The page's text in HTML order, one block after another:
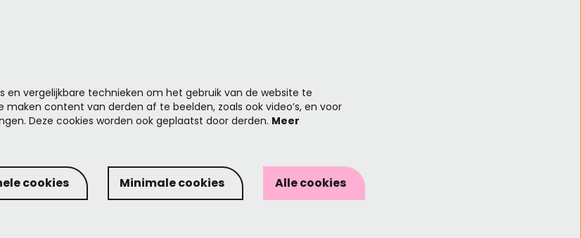
en vergelijkbare technieken om het gebruik van de website te
content van derden af te beelden, zoals ook video’s, en voor
Deze cookies worden ook geplaatst door derden. Meer
cookies Minimale cookies Alle cookies